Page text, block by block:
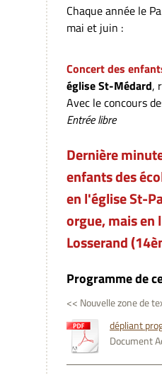
Chaque année le
mai et juin :
Concert des
église St-Médard,
Avec le concours
Entrée libre
Dernière
enfants des
en l'église St-
orgue, mais en
Losserand
Programme de
<< Nouvelle zone de
dépliant
Document